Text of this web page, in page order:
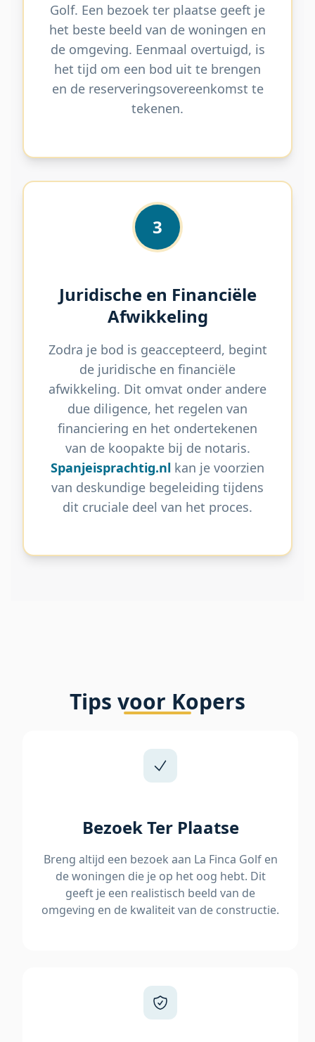
Golf. Een bezoek ter plaatse geeft je
het beste beeld van de woningen en
de omgeving. Eenmaal overtuigd, is
het tijd om een bod uit te brengen
en de reserveringsovereenkomst te
tekenen.
3
Juridische en Financiële
Afwikkeling
Zodra je bod is geaccepteerd, begint
de juridische en financiële
afwikkeling. Dit omvat onder andere
due diligence, het regelen van
financiering en het ondertekenen
van de koopakte bij de notaris.
Spanjeisprachtig.nl kan je voorzien
van deskundige begeleiding tijdens
dit cruciale deel van het proces.
Tips voor Kopers
Bezoek Ter Plaatse
Breng altijd een bezoek aan La Finca Golf en
de woningen die je op het oog hebt. Dit
geeft je een realistisch beeld van de
omgeving en de kwaliteit van de constructie.